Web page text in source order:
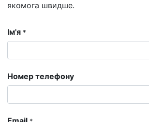
якомога швидше.
Ім'я *
Номер телефону